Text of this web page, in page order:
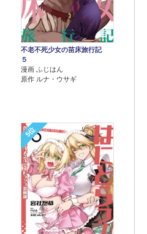
不老不死少女の苗床旅行記
５
漫画 ふじはん
原作 ルナ・ウサギ
5位